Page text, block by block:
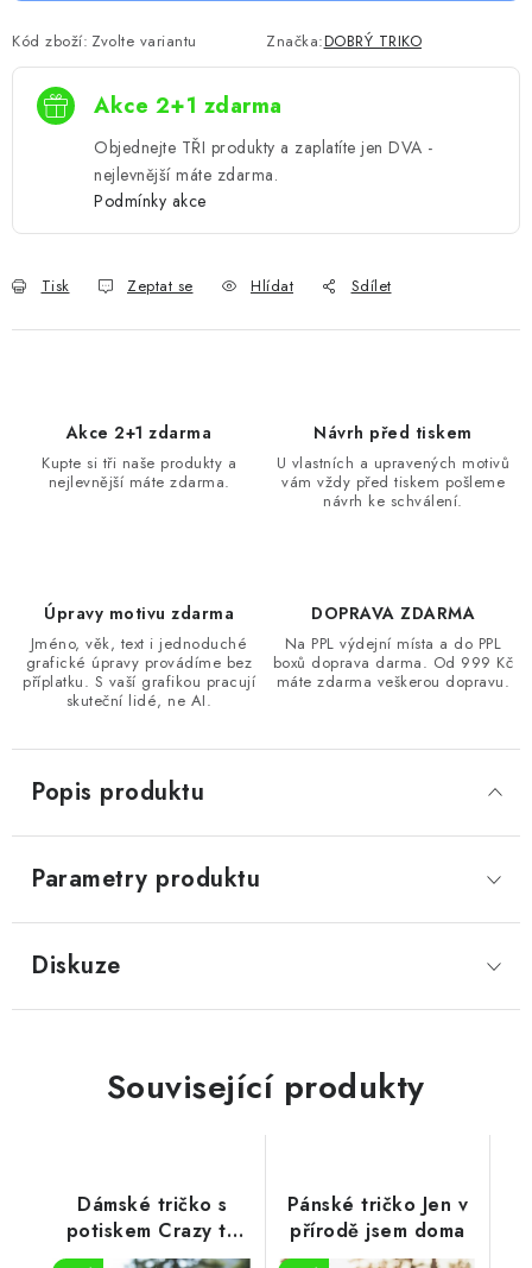
Kód zboží: Zvolte variantu Značka:DOBRÝ TRIKO
Akce 2+1 zdarma
Objednejte TŘI produkty a zaplatíte jen DVA -
nejlevnější máte zdarma.
Podmínky akce
Tisk Zeptat se Hlídat Sdílet
Akce 2+1 zdarma
Kupte si tři naše produkty a
nejlevnější máte zdarma.
Návrh před tiskem
U vlastních a upravených motivů
vám vždy před tiskem pošleme
návrh ke schválení.
Úpravy motivu zdarma
Jméno, věk, text i jednoduché
grafické úpravy provádíme bez
příplatku. S vaší grafikou pracují
skuteční lidé, ne AI.
DOPRAVA ZDARMA
Na PPL výdejní místa a do PPL
boxů doprava darma. Od 999 Kč
máte zdarma veškerou dopravu.
Popis produktu
Parametry produktu
Diskuze
Související produkty
Dámské tričko s
potiskem Crazy to
camp
Pánské tričko Jen v
přírodě jsem doma